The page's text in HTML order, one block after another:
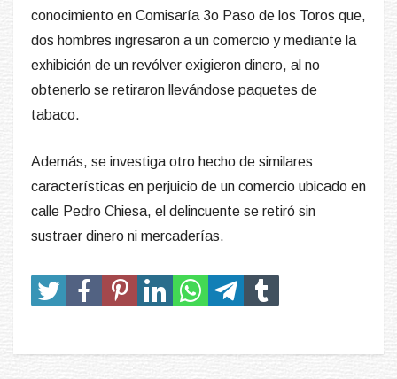
conocimiento en Comisaría 3o Paso de los Toros que,
dos hombres ingresaron a un comercio y mediante la
exhibición de un revólver exigieron dinero, al no
obtenerlo se retiraron llevándose paquetes de
tabaco.
Además, se investiga otro hecho de similares
características en perjuicio de un comercio ubicado en
calle Pedro Chiesa, el delincuente se retiró sin
sustraer dinero ni mercaderías.